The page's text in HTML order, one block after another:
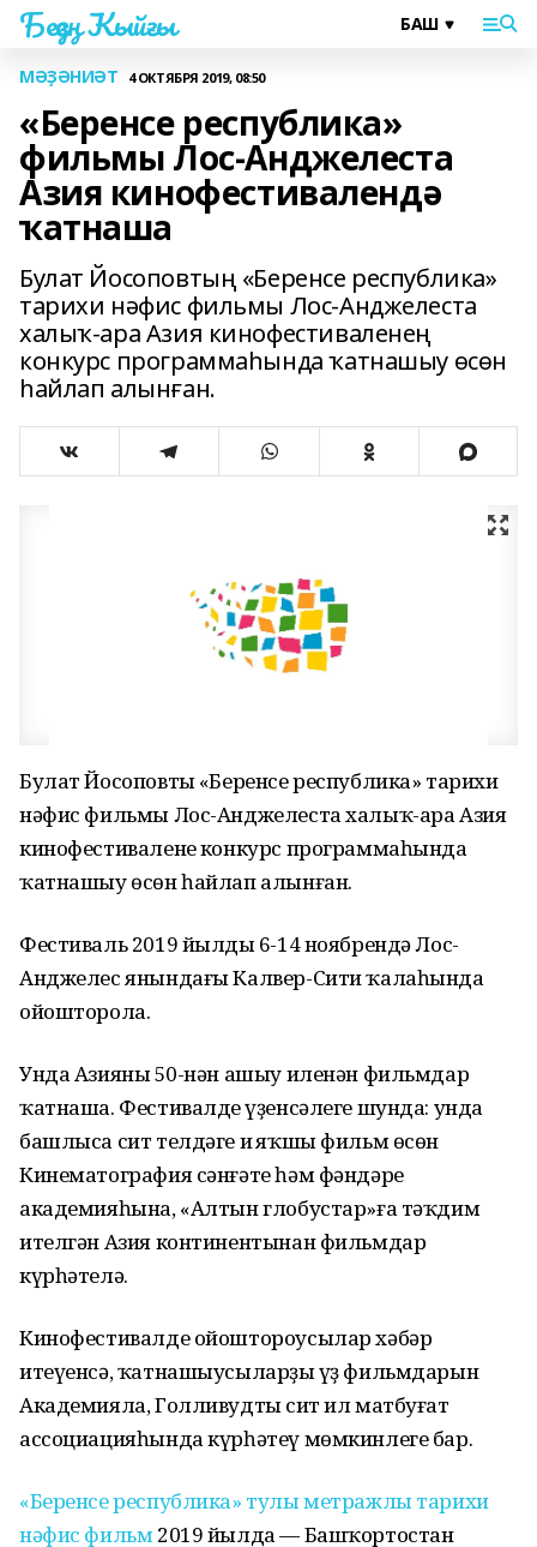
Беҙҙең Ҡыйғы
МӘҘӘНИӘТ 4 ОКТЯБРЯ 2019, 08:50
«Беренсе республика»
фильмы Лос-Анджелеста
Азия кинофестивалендә
ҡатнаша
Булат Йосоповтың «Беренсе республика»
тарихи нәфис фильмы Лос-Анджелеста
халыҡ-ара Азия кинофестиваленең
конкурс программаһында ҡатнашыу өсөн
һайлап алынған.
Булат Йосоповтың «Беренсе республика» тарихи
нәфис фильмы Лос-Анджелеста халыҡ-ара Азия
кинофестиваленең конкурс программаһында
ҡатнашыу өсөн һайлап алынған.
Фестиваль 2019 йылдың 6-14 ноябрендә Лос-
Анджелес янындағы Калвер-Сити ҡалаһында
ойошторола.
Унда Азияның 50-нән ашыу иленән фильмдар
ҡатнаша. Фестивалдең үҙенсәлеге шунда: унда
башлыса сит телдәге иң яҡшы фильм өсөн
Кинематография сәнғәте һәм фәндәре
академияһына, «Алтын глобустар»ға тәҡдим
ителгән Азия континентынан фильмдар
күрһәтелә.
Кинофестивалде ойоштороусылар хәбәр
итеүенсә, ҡатнашыусыларҙың үҙ фильмдарын
Академияла, Голливудтың сит ил матбуғат
ассоциацияһында күрһәтеү мөмкинлеге бар.
«Беренсе республика» тулы метражлы тарихи
нәфис фильм2019 йылда — Башҡортостан